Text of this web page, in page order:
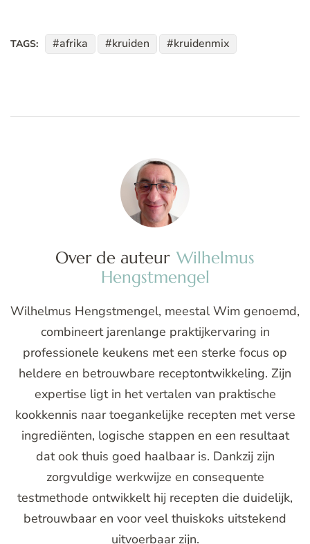
TAGS: afrika kruiden kruidenmix
Over de auteur Wilhelmus
Hengstmengel
Wilhelmus Hengstmengel, meestal Wim genoemd,
combineert jarenlange praktijkervaring in
professionele keukens met een sterke focus op
heldere en betrouwbare receptontwikkeling. Zijn
expertise ligt in het vertalen van praktische
kookkennis naar toegankelijke recepten met verse
ingrediënten, logische stappen en een resultaat
dat ook thuis goed haalbaar is. Dankzij zijn
zorgvuldige werkwijze en consequente
testmethode ontwikkelt hij recepten die duidelijk,
betrouwbaar en voor veel thuiskoks uitstekend
uitvoerbaar zijn.